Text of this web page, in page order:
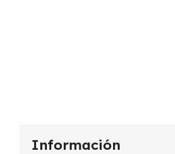
Información